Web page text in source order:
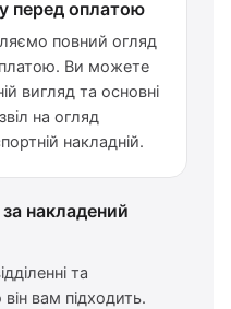
перед оплатою
повний огляд
Ви можете
вигляд та основні
на огляд
накладній.
за накладений
та
вам підходить.